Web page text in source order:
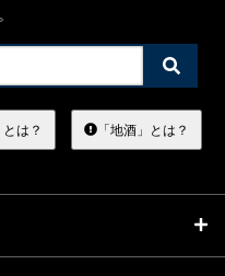
検
索
る
とは？ 「地酒」とは？